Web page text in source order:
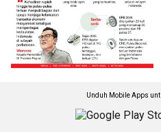
Unduh Mobile Apps